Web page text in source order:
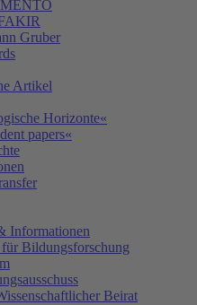
Gruber
Artikel
Horizonte«
papers«
Informationen
Bildungsforschung
Beirat